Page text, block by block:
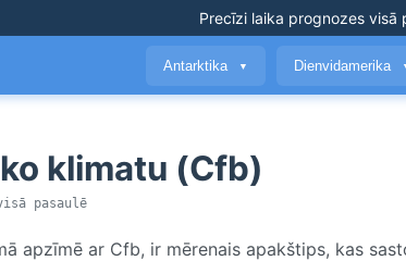
Precīzi laika prognozes visā
Antarktika ▼ Dienvidamerika
klimatu (Cfb)
pasaulē
apzīmē ar Cfb, ir mērenais apakštips, kas